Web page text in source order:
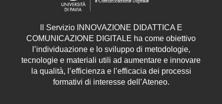
Servizio INNOVAZIONE DIDATTICA E
COMUNICAZIONE DIGITALE ha come obiettivo
l’individuazione e lo sviluppo di metodologie,
tecnologie e materiali utili ad aumentare e innovare
la qualità, l’efficienza e l’efficacia dei processi
formativi di interesse dell’Ateneo.